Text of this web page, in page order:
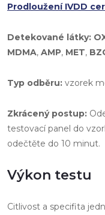
Prodloužení IVDD
Detekované látky:
MDMA, AMP, MET,
Typ odběru: vzorek
Zkrácený postup:
testovací panel do
odečtěte do 10 minut.
Výkon testu
Citlivost a specifita